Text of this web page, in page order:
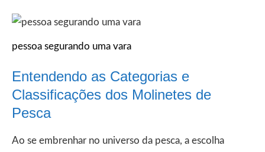
pessoa segurando uma vara
Entendendo as Categorias e
Classificações dos Molinetes de
Pesca
Ao se embrenhar no universo da pesca, a escolha